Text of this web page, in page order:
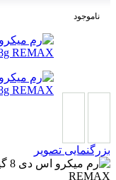
ناموجود
بزرگنمایی تصویر